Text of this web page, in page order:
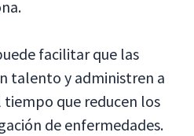
facilitar que las
talento y administren a
que reducen los
de enfermedades.